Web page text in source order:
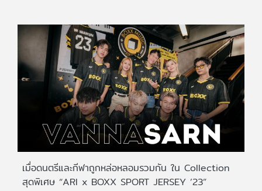
เมื่อดนตรีและกีฬาถูกหล่อหลอมรวมกัน ใน Collection
สุดพิเศษ “ARI x BOXX SPORT JERSEY ’23”